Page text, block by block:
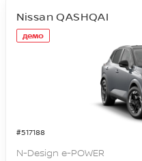
демо
#517188
Nissan QASHQAI
N-Design e-POWER